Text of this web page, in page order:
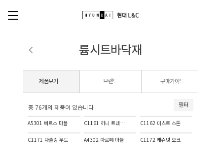
륨시트바닥재
제품보기 브랜드 구매가이드
총 76개의 제품이 있습니다 필터
A5301 베르소 마블 C1161 허니 트래버틴 C1162 미스트 스톤
C1171 다즐링 우드 A4302 아르떼 마블 C1172 캐슈넛 오크